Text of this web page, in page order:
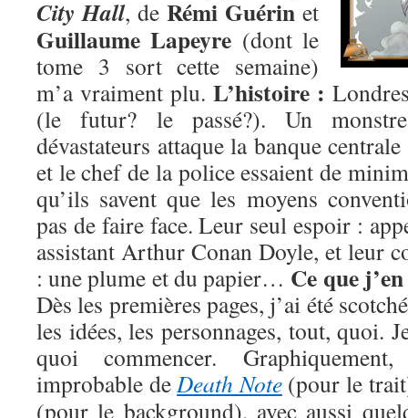
City Hall, de Rémi Guérin et
Guillaume Lapeyre (dont le
tome 3 sort cette semaine)
m’a vraiment plu. L’histoire :
(le futur? le passé?). Un
dévastateurs attaque la banque
et le chef de la police essaient de
qu’ils savent que les moyens
pas de faire face. Leur seul espoir :
assistant Arthur Conan Doyle, et leur
: une plume et du papier… Ce que
Dès les premières pages, j’ai été
les idées, les personnages, tout, quoi.
quoi commencer.
improbable deDeath Note(pour le
(pour le background), avec aussi